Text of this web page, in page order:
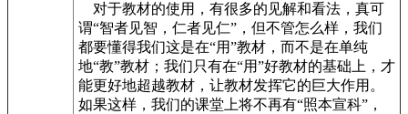
对于教材的使用，有很多的见解和看法，真可
谓“智者见智，仁者见仁”，但不管怎么样，我们
都要懂得我们这是在“用”教材，而不是在单纯
地“教”教材；我们只有在“用”好教材的基础上，才
能更好地超越教材，让教材发挥它的巨大作用。
如果这样，我们的课堂上将不再有“照本宣科”，